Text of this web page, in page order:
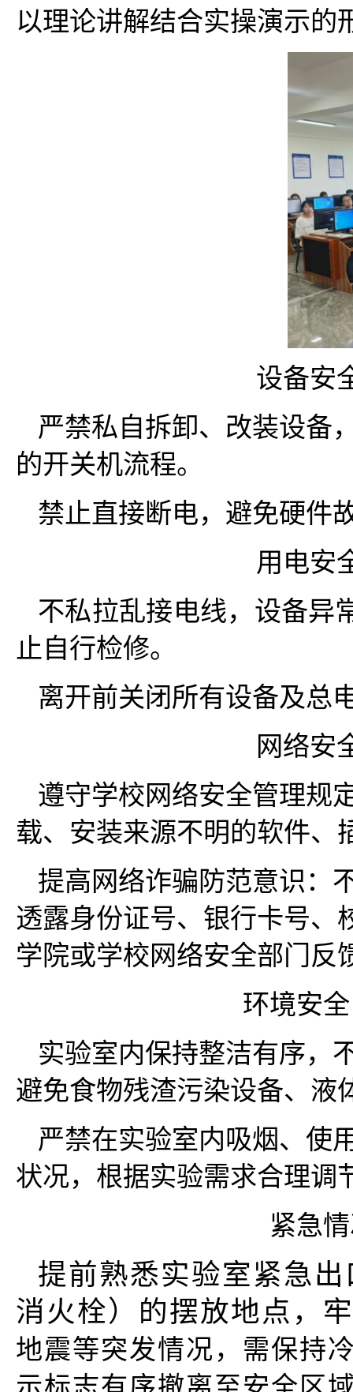
以理论讲解结合实操演示的
设备安
严禁私自拆卸、改装设备
的开关机流程。
禁止直接断电，避免硬件
用电安
不私拉乱接电线，设备异
止自行检修。
离开前关闭所有设备及总
网络安
遵守学校网络安全管理规
载、安装来源不明的软件、
提高网络诈骗防范意识：
透露身份证号、银行卡号、
学院或学校网络安全部门反
环境安
实验室内保持整洁有序，
避免食物残渣污染设备、液
严禁在实验室内吸烟、使
状况，根据实验需求合理调
紧急
提前熟悉实验室紧急
消火栓）的摆放地点，
地震等突发情况，需保持